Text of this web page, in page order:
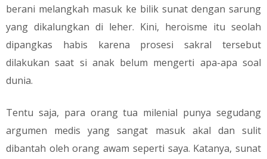
berani melangkah masuk ke bilik sunat dengan sarung
yang dikalungkan di leher. Kini, heroisme itu seolah
dipangkas habis karena prosesi sakral tersebut
dilakukan saat si anak belum mengerti apa-apa soal
dunia.
​Tentu saja, para orang tua milenial punya segudang
argumen medis yang sangat masuk akal dan sulit
dibantah oleh orang awam seperti saya. Katanya, sunat